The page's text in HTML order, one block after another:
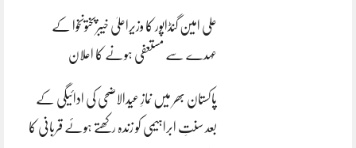
علی امین گنڈاپور کا وزیراعلیٰ خیبرپختونخوا کے
عہدے سے مستعفی ہونے کا اعلان
پاکستان بھر میں نمازِ عیدالاضحی کی ادائیگی کے
بعد سنتِ ابراہیمی کو زندہ رکھتے ہوئے قربانی کا